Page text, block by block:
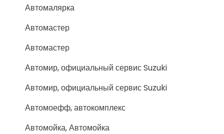
Автомалярка
Автомастер
Автомастер
Автомир, официальный сервис Suzuki
Автомир, официальный сервис Suzuki
Автомоефф, автокомплекс
Автомойка, Автомойка